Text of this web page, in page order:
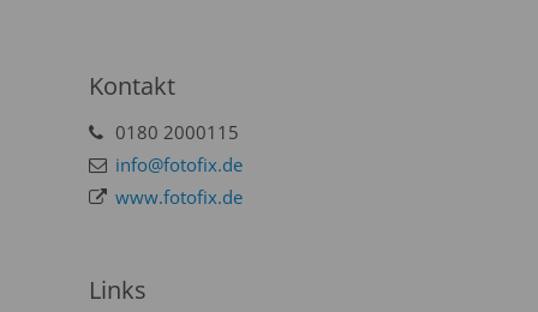
Kontakt
0180 2000115
info@fotofix.de
www.fotofix.de
Links